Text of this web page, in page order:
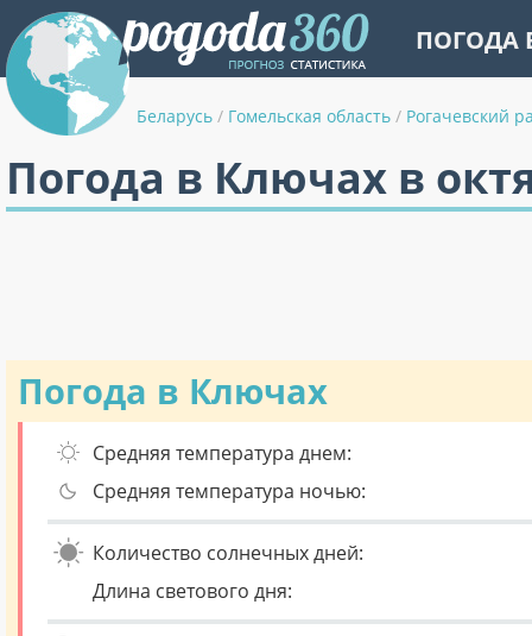
ПОГОДА
Беларусь / Гомельская область / Рогачевский
Погода в Ключах в
Погода в Ключах
Средняя температура днем:
Средняя температура ночью:
Количество солнечных дней:
Длина светового дня: